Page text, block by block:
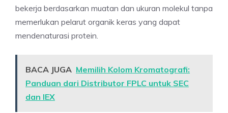
bekerja berdasarkan muatan dan ukuran molekul tanpa
memerlukan pelarut organik keras yang dapat
mendenaturasi protein.
BACA JUGA Memilih Kolom Kromatografi:
Panduan dari Distributor FPLC untuk SEC
dan IEX